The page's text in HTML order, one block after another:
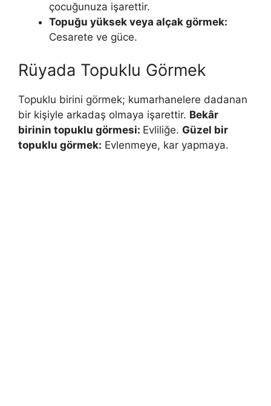
çocuğunuza işa­rettir.
Topuğu yüksek veya alçak görmek:
Cesarete ve güce.
Rüyada Topuklu Görmek
Topuklu birini görmek; kumarhane­lere dadanan
bir kişiyle arkadaş olmaya işarettir. Bekâr
birinin topuklu görmesi: Evliliğe. Güzel bir
topuklu görmek: Evlenmeye, kar yapmaya.